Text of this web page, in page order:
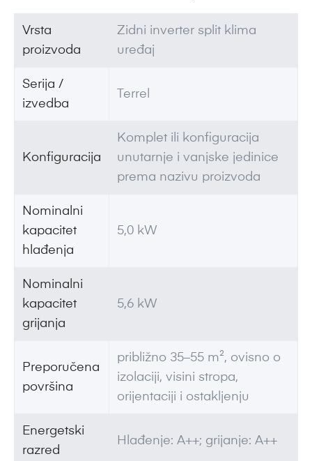
Vrsta
proizvoda
Zidni inverter split klima
uređaj
Serija /
izvedba
Terrel
Konfiguracija
Komplet ili konfiguracija
unutarnje i vanjske jedinice
prema nazivu proizvoda
Nominalni
kapacitet
hlađenja
5,0 kW
Nominalni
kapacitet
grijanja
5,6 kW
Preporučena
površina
približno 35–55 m², ovisno o
izolaciji, visini stropa,
orijentaciji i ostakljenju
Energetski
razred
Hlađenje: A++; grijanje: A++